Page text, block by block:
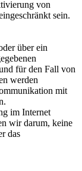
von
sein.
über ein
für den Fall von
werden
mit
im Internet
wir darum, keine
das